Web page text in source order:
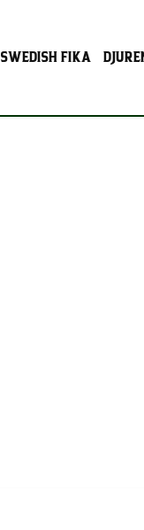
SWEDISH FIKA